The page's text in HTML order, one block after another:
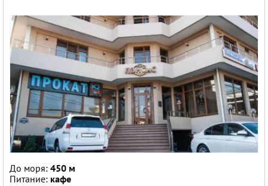
До моря: 450 м
Питание: кафе